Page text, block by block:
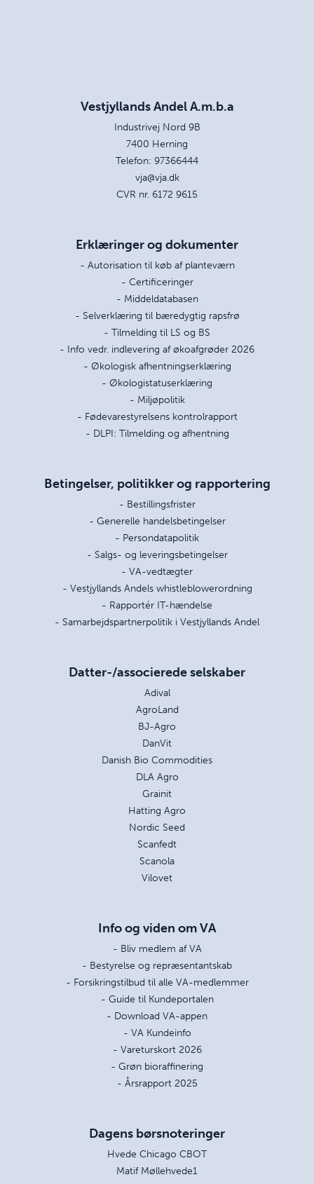
Vestjyllands Andel A.m.b.a
Industrivej Nord 9B
7400 Herning
Telefon: 97366444
vja@vja.dk
CVR nr. 6172 9615
Erklæringer og dokumenter
- Autorisation til køb af planteværn
- Certificeringer
- Middeldatabasen
- Selverklæring til bæredygtig rapsfrø
- Tilmelding til LS og BS
- Info vedr. indlevering af økoafgrøder 2026
- Økologisk afhentningserklæring
- Økologistatuserklæring
- Miljøpolitik
- Fødevarestyrelsens kontrolrapport
- DLPI: Tilmelding og afhentning
Betingelser, politikker og rapportering
- Bestillingsfrister
- Generelle handelsbetingelser
- Persondatapolitik
- Salgs- og leveringsbetingelser
- VA-vedtægter
- Vestjyllands Andels whistleblowerordning
- Rapportér IT-hændelse
- Samarbejdspartnerpolitik i Vestjyllands Andel
Datter-/associerede selskaber
Adival
AgroLand
BJ-Agro
DanVit
Danish Bio Commodities
DLA Agro
Grainit
Hatting Agro
Nordic Seed
Scanfedt
Scanola
Vilovet
Info og viden om VA
- Bliv medlem af VA
- Bestyrelse og repræsentantskab
- Forsikringstilbud til alle VA-medlemmer
- Guide til Kundeportalen
- Download VA-appen
- VA Kundeinfo
- Vareturskort 2026
- Grøn bioraffinering
- Årsrapport 2025
Dagens børsnoteringer
Hvede Chicago CBOT
Matif Møllehvede1